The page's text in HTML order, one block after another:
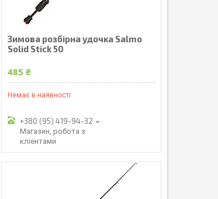
Зимова розбірна удочка Salmo
Solid Stick 50
485 ₴
Немає в наявності
+380 (95) 419-94-32
Магазин, робота з
кліентами